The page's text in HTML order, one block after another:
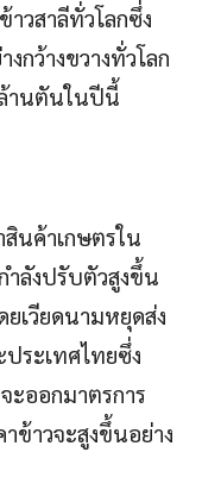
วสาลีทั่วโลกซึ่ง
กว้างขวางทั่วโลก
านตันในปีนี้
นค้าเกษตรใน
ำลังปรับตัวสูงขึ้น
ยเวียดนามหยุดส่ง
ระเทศไทยซึ่ง
ะออกมาตรการ
ข้าวจะสูงขึ้นอย่าง